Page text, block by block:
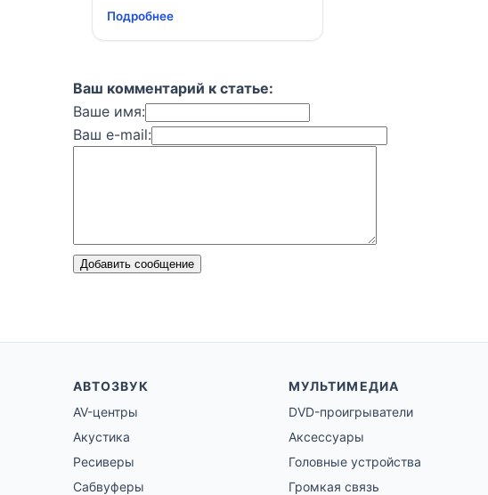
нарицательными
Подробнее
Ваш комментарий к статье:
Ваше имя:
Ваш e-mail:
Добавить сообщение
АВТОЗВУК
AV-центры
Акустика
Ресиверы
Сабвуферы
МУЛЬТИМЕДИА
DVD-проигрыватели
Аксессуары
Головные устройства
Громкая связь